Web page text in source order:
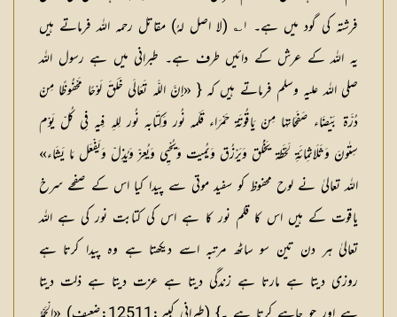
فرشتہ کی گود میں ہے۔ ۱؎ (لا اصل لہُ) مقاتل رحمہ اللہ فرماتے ہیں
یہ اللہ کے عرش کے دائیں طرف ہے۔ طبرانی میں ہے رسول اللہ
صلی اللہ علیہ وسلم فرماتے ہیں کہ { «إِنَّ اللَّہ تَعَالَی خَلَقَ لَوْحًا مَحْفُوظًا مِنْ
دُرَّۃ بَیْضَاء صَفَحَاتہَا مِنْ یَاقُوتَۃ حَمْرَاء قَلَمہ نُور وَکِتَابہ نُور لِلہِ فِیہِ فِی کُلّ یَوْم
سِتٰونَ وَثَلَاثمِائَۃِ لَحْظَۃ یَخْلُق وَیَرْزُق وَیُمِیت وَیُحْیِی وَیُعِزّ وَیُذِلّ وَیَفْعَل مَا یَشَاء»
اللہ تعالیٰ نے لوح محفوظ کو سفید موتی سے پیدا کیا اس کے صفحے سرخ
یاقوت کے ہیں اس کا قلم نور کا ہے اس کی کتابت نور کی ہے اللہ
تعالیٰ ہر دن تین سو ساٹھ مرتبہ اسے دیکھتا ہے وہ پیدا کرتا ہے
روزی دیتا ہے مارتا ہے زندگی دیتا ہے عزت دیتا ہے ذلت دیتا